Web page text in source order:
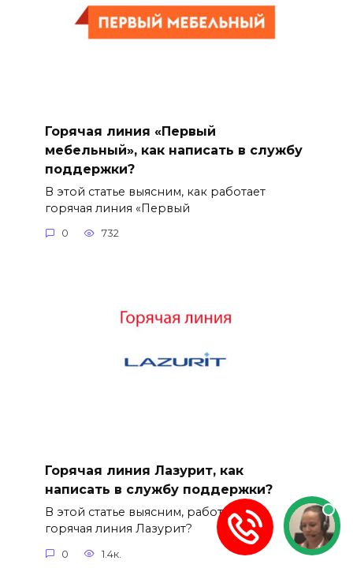
Горячая линия «Первый
мебельный», как написать в службу
поддержки?
В этой статье выясним, как работает
горячая линия «Первый
0 732
Горячая линия Лазурит, как
написать в службу поддержки?
В этой статье выясним, работает ли
горячая линия Лазурит?
0 1.4к.